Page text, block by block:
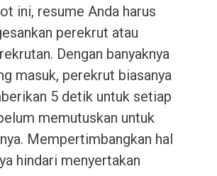
ini, resume Anda harus
perekrut atau
Dengan banyaknya
masuk, perekrut biasanya
5 detik untuk setiap
memutuskan untuk
Mempertimbangkan hal
hindari menyertakan